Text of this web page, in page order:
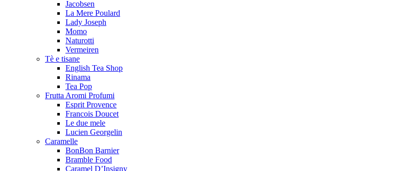
Jacobsen
La Mere Poulard
Lady Joseph
Momo
Naturotti
Vermeiren
Tè e tisane
English Tea Shop
Rinama
Tea Pop
Frutta Aromi Profumi
Esprit Provence
Francois Doucet
Le due mele
Lucien Georgelin
Caramelle
BonBon Barnier
Bramble Food
Caramel D’Insigny